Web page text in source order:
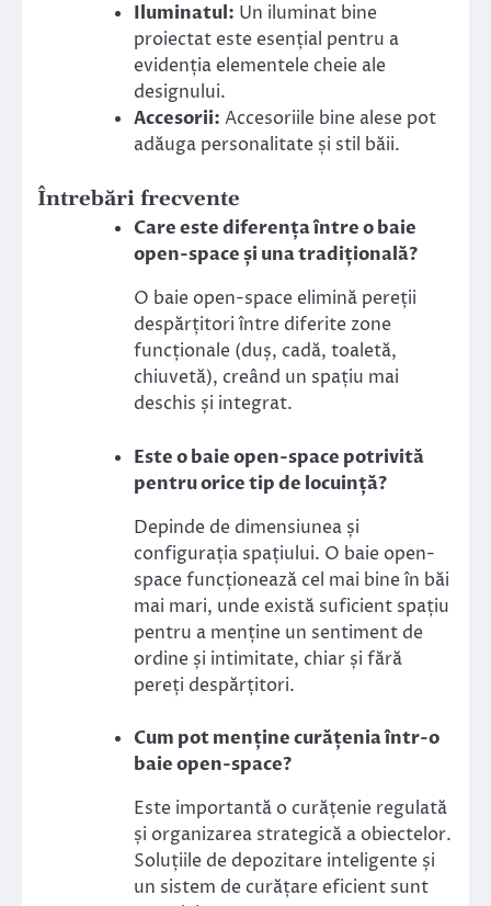
Iluminatul: Un iluminat bine
proiectat este esențial pentru a
evidenția elementele cheie ale
designului.
Accesorii: Accesoriile bine alese pot
adăuga personalitate și stil băii.
Întrebări frecvente
Care este diferența între o baie
open-space și una tradițională?
O baie open-space elimină pereții
despărțitori între diferite zone
funcționale (duș, cadă, toaletă,
chiuvetă), creând un spațiu mai
deschis și integrat.
Este o baie open-space potrivită
pentru orice tip de locuință?
Depinde de dimensiunea și
configurația spațiului. O baie open-
space funcționează cel mai bine în băi
mai mari, unde există suficient spațiu
pentru a menține un sentiment de
ordine și intimitate, chiar și fără
pereți despărțitori.
Cum pot menține curățenia într-o
baie open-space?
Este importantă o curățenie regulată
și organizarea strategică a obiectelor.
Soluțiile de depozitare inteligente și
un sistem de curățare eficient sunt